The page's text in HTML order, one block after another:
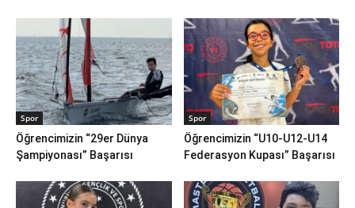
Spor
Öğrencimizin “29er Dünya
Şampiyonası” Başarısı
Spor
Öğrencimizin “U10-U12-U14
Federasyon Kupası” Başarısı